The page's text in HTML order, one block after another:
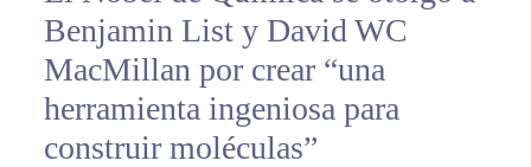
Benjamin List y David WC
MacMillan por crear “una
herramienta ingeniosa para
construir moléculas”